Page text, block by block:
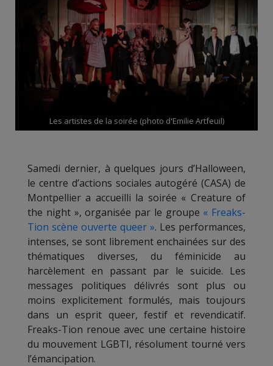
Les artistes de la soirée (photo d'Emilie Artfeuil)
Samedi dernier, à quelques jours d’Halloween,
le centre d’actions sociales autogéré (CASA) de
Montpellier a accueilli la soirée « Creature of
the night », organisée par le groupe « Freaks-
Tion scène ouverte queer ». Les performances,
intenses, se sont librement enchainées sur des
thématiques diverses, du féminicide au
harcèlement en passant par le suicide. Les
messages politiques délivrés sont plus ou
moins explicitement formulés, mais toujours
dans un esprit queer, festif et revendicatif.
Freaks-Tion renoue avec une certaine histoire
du mouvement LGBTI, résolument tourné vers
l’émancipation.